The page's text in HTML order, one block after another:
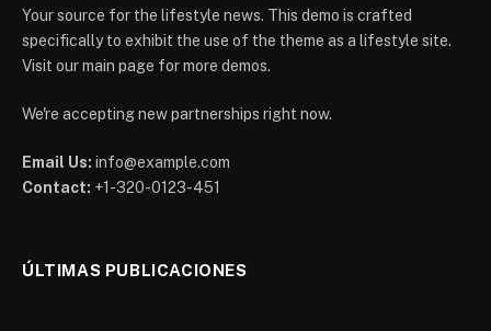
Your source for the lifestyle news. This demo is crafted
specifically to exhibit the use of the theme as a lifestyle site.
Visit our main page for more demos.
We're accepting new partnerships right now.
Email Us: info@example.com
Contact: +1-320-0123-451
ÚLTIMAS PUBLICACIONES